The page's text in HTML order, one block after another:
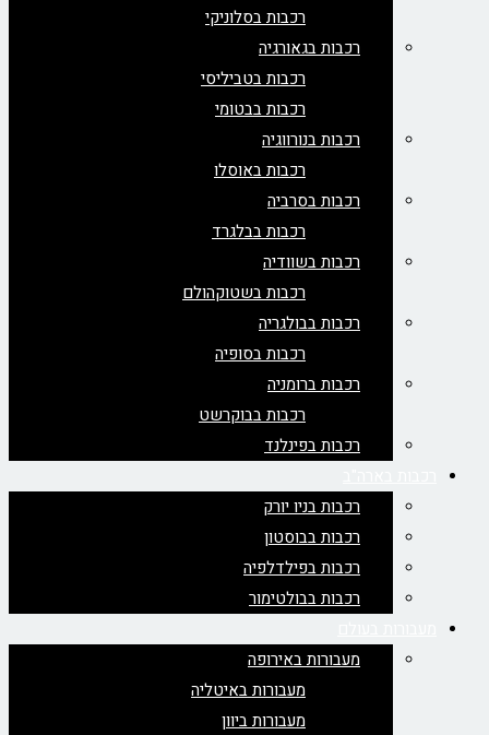
רכבות בסלוניקי
רכבות בגאורגיה
רכבות בטביליסי
רכבות בבטומי
רכבות בנורווגיה
רכבות באוסלו
רכבות בסרביה
רכבות בבלגרד
רכבות בשוודיה
רכבות בשטוקהולם
רכבות בבולגריה
רכבות בסופיה
רכבות ברומניה
רכבות בבוקרשט
רכבות בפינלנד
רכבות בניו יורק
רכבות בבוסטון
רכבות בפילדלפיה
רכבות בבולטימור
מעבורות באירופה
מעבורות באיטליה
מעבורות ביוון